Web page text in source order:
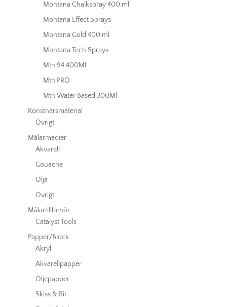
Montana Chalkspray 400 ml
Montana Effect Sprays
Montana Gold 400 ml
Montana Tech Sprays
Mtn 94 400Ml
Mtn PRO
Mtn Water Based 300Ml
Konstnärsmaterial
Övrigt
Målarmedier
Akvarell
Gouache
Olja
Övrigt
Målartillbehör
Catalyst Tools
Papper/Block
Akryl
Akvarellpapper
Oljepapper
Skiss & Rit